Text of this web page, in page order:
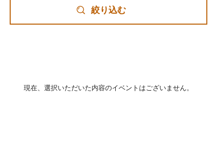
絞り込む
現在、選択いただいた内容のイベントはございません。